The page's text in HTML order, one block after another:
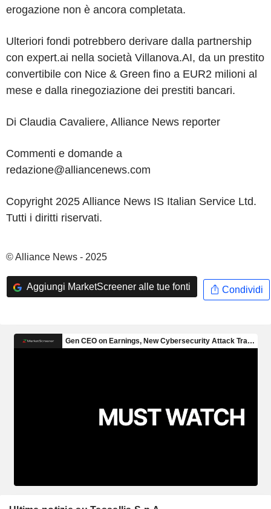
erogazione non è ancora completata.
Ulteriori fondi potrebbero derivare dalla partnership
con expert.ai nella società Villanova.AI, da un prestito
convertibile con Nice & Green fino a EUR2 milioni al
mese e dalla rinegoziazione dei prestiti bancari.
Di Claudia Cavaliere, Alliance News reporter
Commenti e domande a
redazione@alliancenews.com
Copyright 2025 Alliance News IS Italian Service Ltd.
Tutti i diritti riservati.
© Alliance News - 2025
Aggiungi MarketScreener alle tue fonti Condividi